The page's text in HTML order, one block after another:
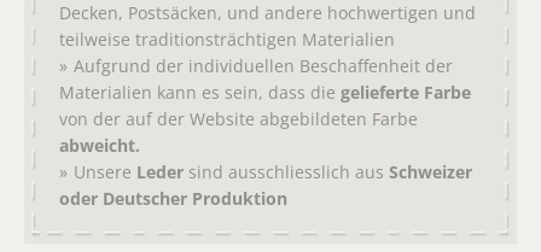
Decken, Postsäcken, und andere hochwertigen und
teilweise traditionsträchtigen Materialien
Aufgrund der individuellen Beschaffenheit der
Materialien kann es sein, dass die gelieferte Farbe
von der auf der Website abgebildeten Farbe
abweicht.
Unsere Leder sind ausschliesslich aus Schweizer
oder Deutscher Produktion